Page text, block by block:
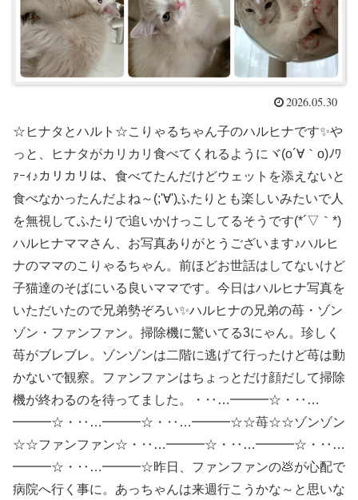
2026.05.30
☆ヒナタとハルト☆こりゃるちゃん子のハルヒナです✨や
っと、ヒナタがカリカリ食べてくれるようにヾ(o´∀｀o)ﾉﾜ
ｧｰｨ♪カリカリは、食べてたんだけどウェットを添えないと
食べなかったんだよね～(;'∀')ふたりとも楽しいみたいで人
を無視してふたりで追いかけっこしてるそうです(*´▽｀*)
ハルヒナママさん、お写真ありがとうございます♪ハルヒ
ナのママのこりゃるちゃん。前ほどお世話はしてないけど
子猫達のそばにいる良いママです。今日はハルヒナ写真を
いただいたので兄弟勢ぞろい✨ハルヒナの兄弟の苺・ゾン
ゾン・ファンファン。掃除機に驚いてる3にゃん。珍しく
苺がブレブレ。ゾンゾンは二階に逃げて行ったけど苺は動
かないで観察。ファンファンはちょっとだけ顔だして掃除
機が終わるのを待ってました。・‥…━━━☆・‥…
━━━☆・‥…━━━☆・‥…━━━☆☆苺☆☆ゾンゾン
☆☆ファンファン☆・‥…━━━☆・‥…━━━☆・‥…
━━━☆・‥…━━━☆昨日、ファンファンの💩が心配で
病院へ行く事に。あっちゃんは来週行こうかな～と思いな